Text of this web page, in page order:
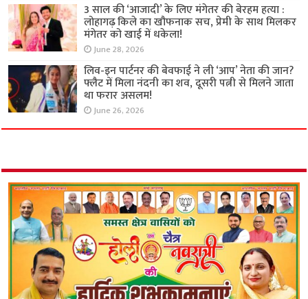
3 साल की ‘आजादी’ के लिए मंगेतर की बेरहम हत्या :
लोहागढ़ किले का खौफनाक सच, प्रेमी के साथ मिलकर
मंगेतर को खाई में धकेला!
June 28, 2026
लिव-इन पार्टनर की बेवफाई ने ली ‘आप’ नेता की जान?
फ्लैट में मिला नंदनी का शव, दूसरी पत्नी से मिलने जाता
था फरार असलम!
June 26, 2026